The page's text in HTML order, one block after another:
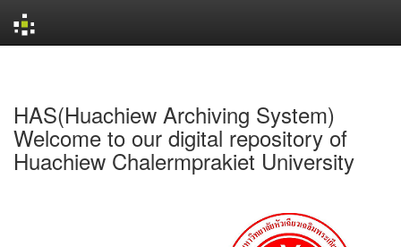
HAS(Huachiew Archiving System)
Welcome to our digital repository of
Huachiew Chalermprakiet University